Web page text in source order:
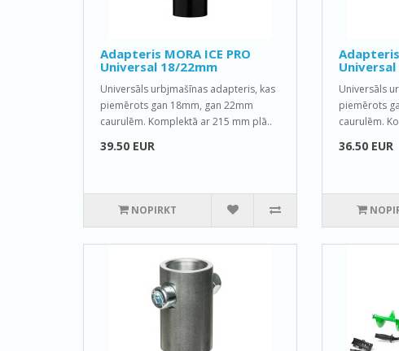
Adapteris MORA ICE PRO
Universal 18/22mm
Universāls urbjmašīnas adapteris, kas
piemērots gan 18mm, gan 22mm
caurulēm. Komplektā ar 215 mm plā..
39.50 EUR
NOPIRKT
Adapteris
Universāls
piemērots
caurulēm.
36.50 EUR